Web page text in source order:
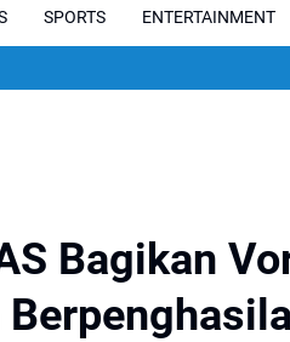
SPORTS ENTERTAINMENT
Bagikan